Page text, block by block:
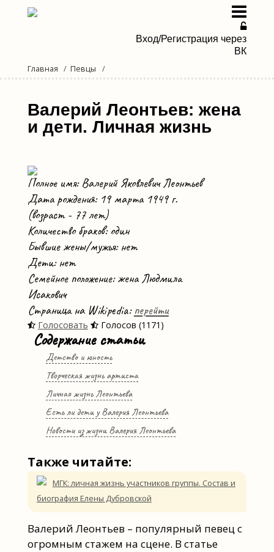
Вход/Регистрация через
ВК
Певицы
Певцы
Дуэты и группы
Новости эстрады
Мы в Дзене
Главная Певцы
Валерий Леонтьев: жена
и дети. Личная жизнь
Полное имя: Валерий Яковлевич Леонтьев
Дата рождения: 19 марта 1949 г.
(возраст - 77 лет)
Количество браков: один
Бывшие жены/мужья: нет
Дети: нет
Семейное положение: жена Людмила
Исакович
Страница на Wikipedia: перейти
Голосовать Голосов (1171)
Содержание статьи
Детство и юность
Творческая жизнь артиста
Личная жизнь Леонтьева
Есть ли дети у Валерия Леонтьева
Новости из жизни Валерия Леонтьева
Также читайте:
МГК: личная жизнь участников группы. Состав и
биография Елены Дубровской
Валерий Леонтьев – популярный певец с
огромным стажем на сцене. В статье